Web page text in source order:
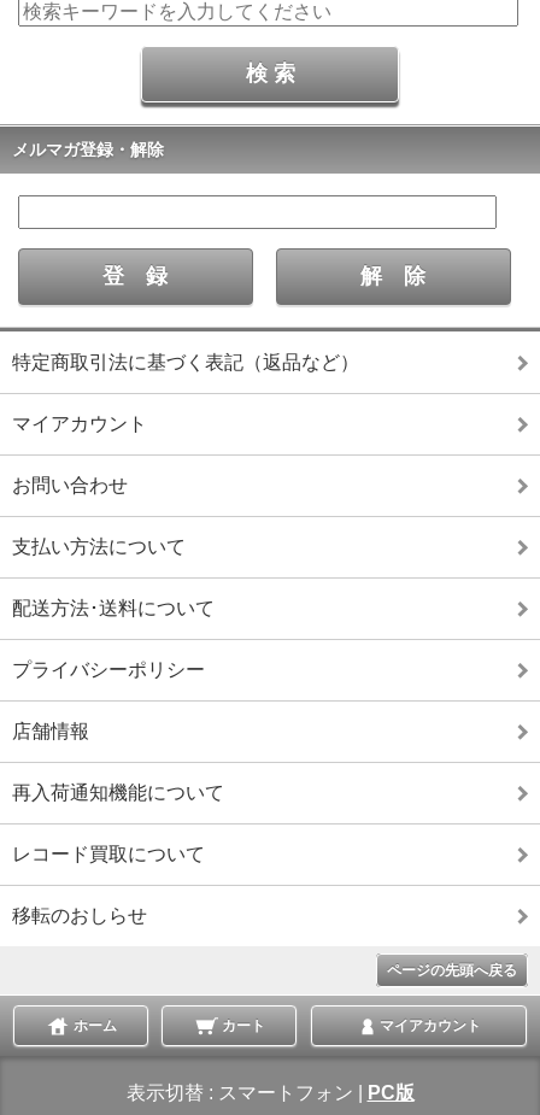
メルマガ登録・解除
特定商取引法に基づく表記（返品など）
マイアカウント
お問い合わせ
支払い方法について
配送方法･送料について
プライバシーポリシー
店舗情報
再入荷通知機能について
レコード買取について
移転のおしらせ
ページの先頭へ戻る
ホーム カート マイアカウント
表示切替 : スマートフォン PC版